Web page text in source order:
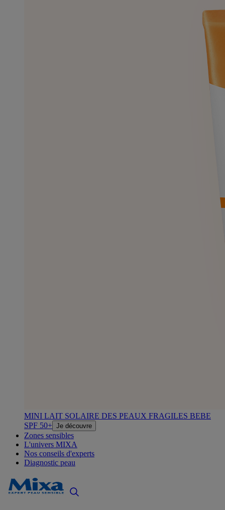
MINI LAIT SOLAIRE DES PEAUX FRAGILES BEBE
SPF 50+ Je découvre
Zones sensibles
L'univers MIXA
Nos conseils d'experts
Diagnostic peau